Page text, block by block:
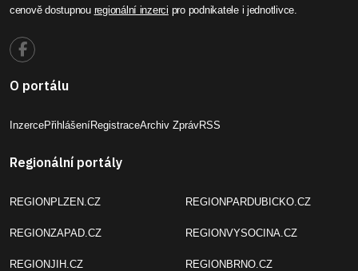
cenově dostupnou regionální inzerci pro podnikatele i jednotlivce.
O portálu
InzercePřihlášeníRegistraceArchiv ZprávRSS
Regionální portály
REGIONPLZEN.CZ
REGIONZAPAD.CZ
REGIONJIH.CZ
REGIONPARDUBICKO.CZ
REGIONVYSOCINA.CZ
REGIONBRNO.CZ